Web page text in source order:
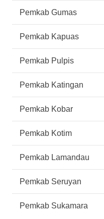
Pemkab Gumas
Pemkab Kapuas
Pemkab Pulpis
Pemkab Katingan
Pemkab Kobar
Pemkab Kotim
Pemkab Lamandau
Pemkab Seruyan
Pemkab Sukamara